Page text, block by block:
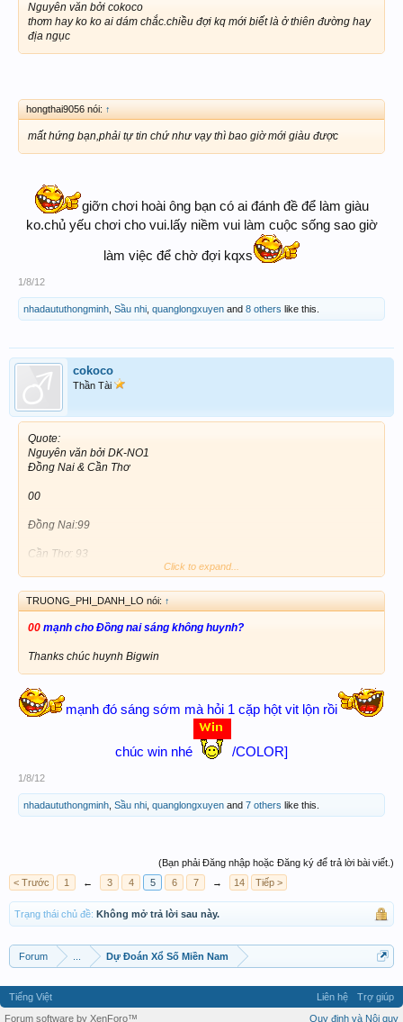
Nguyên văn bởi cokoco
thơm hay ko ko ai dám chắc.chiều đợi kq mới biết là ở thiên đường hay
địa ngục
hongthai9056 nói: ↑
mất hứng bạn,phải tự tin chứ như vạy thì bao giờ mới giàu được
giỡn chơi hoài ông bạn có ai đánh đề để làm giàu
ko.chủ yếu chơi cho vui.lấy niềm vui làm cuộc sống sao giờ
làm việc để chờ đợi kqxs
1/8/12
nhadaututhongminh Sầu nhi quanglongxuyen and 8 others like this.
cokoco
Thần Tài
Quote:
Nguyên văn bởi DK-NO1
Đồng Nai & Cần Thơ
00
Đồng Nai:99
Cần Thơ: 93
Click to expand...
TRUONG_PHI_DANH_LO nói: ↑
00 mạnh cho Đồng nai sáng không huynh?
Thanks chúc huynh Bigwin
mạnh đó sáng sớm mà hỏi 1 cặp hột vit lộn rồi
chúc win nhé /COLOR]
1/8/12
nhadaututhongminh Sầu nhi quanglongxuyen and 7 others like this.
(Bạn phải Đăng nhập hoặc Đăng ký để trả lời bài viết.)
< Trước
1 ← 3 4 5 6 7 → 14 Tiếp >
Trạng thái chủ đề: Không mở trả lời sau này.
Forum Dự Đoán Xổ Số Miền Nam
Tiếng Việt Liên hệ
Trợ giúp
Quy định và Nội quy
Forum software by XenForo™